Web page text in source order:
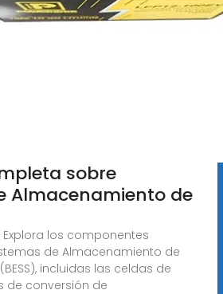
sobre
Almacenamiento de
Explora los componentes
de Almacenamiento de
incluidas las celdas de
de conversión de